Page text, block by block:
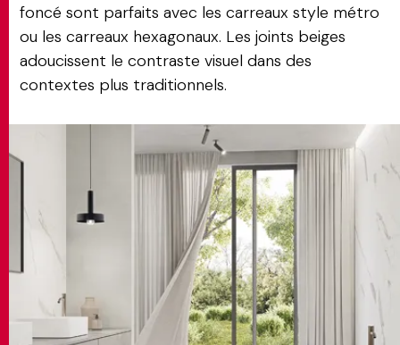
foncé sont parfaits avec les carreaux style métro
ou les carreaux hexagonaux. Les joints beiges
adoucissent le contraste visuel dans des
contextes plus traditionnels.